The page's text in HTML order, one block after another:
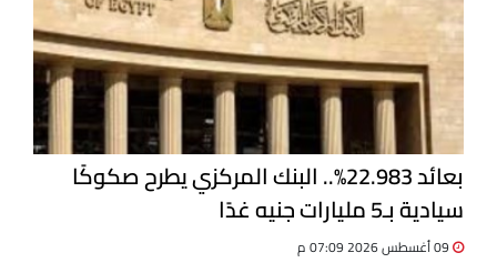
بعائد 22.983%.. البنك المركزي يطرح صكوكًا
سيادية بـ5 مليارات جنيه غدًا